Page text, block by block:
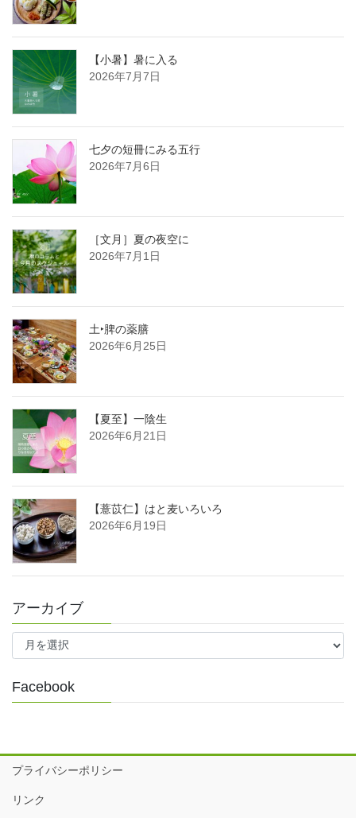
【小暑】暑に入る
2026年7月7日
七夕の短冊にみる五行
2026年7月6日
［文月］夏の夜空に
2026年7月1日
土‣脾の薬膳
2026年6月25日
【夏至】一陰生
2026年6月21日
【薏苡仁】はと麦いろいろ
2026年6月19日
アーカイブ
ア
イ
Facebook
プライバシーポリシー
リンク